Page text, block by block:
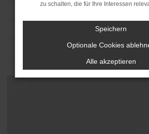
zu schalten, die für Ihre Interessen
Speichern
Optionale Cookies
Alle akzeptieren